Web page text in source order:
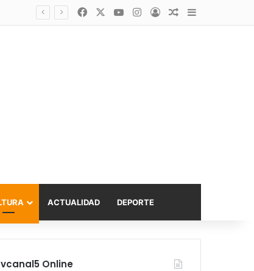
UF FacebookYouTubeInstagram
AccesoPublicación al
Barra lateral
ACTUALIDAD DEPORTE
Online